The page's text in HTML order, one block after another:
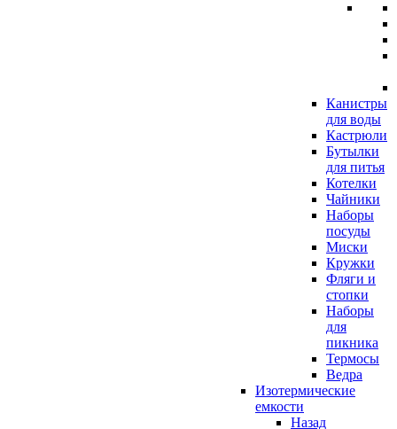
Канистры
для воды
Кастрюли
Бутылки
для питья
Котелки
Чайники
Наборы
посуды
Миски
Кружки
Фляги и
стопки
Наборы
для
пикника
Термосы
Ведра
Изотермические
емкости
Назад